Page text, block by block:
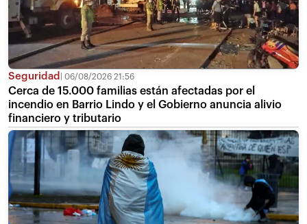
Seguridad 06/08/2026 21:56
Cerca de 15.000 familias están afectadas por el
incendio en Barrio Lindo y el Gobierno anuncia alivio
financiero y tributario